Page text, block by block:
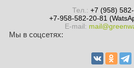
Тел.: +7 (958)
+7-958-582-20-81
E-mail:
Мы в соцсетях: